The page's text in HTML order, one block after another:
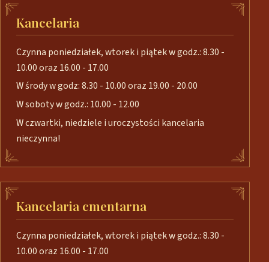
Kancelaria
Czynna poniedziałek, wtorek i piątek w godz.: 8.30 -
10.00 oraz 16.00 - 17.00
W środy w godz: 8.30 - 10.00 oraz 19.00 - 20.00
W soboty w godz.: 10.00 - 12.00
W czwartki, niedziele i uroczystości kancelaria
nieczynna!
Kancelaria cmentarna
Czynna poniedziałek, wtorek i piątek w godz.: 8.30 -
10.00 oraz 16.00 - 17.00